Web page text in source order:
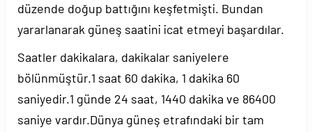
düzende doğup battığını keşfetmişti. Bundan
yararlanarak güneş saatini icat etmeyi başardılar.
Saatler dakikalara, dakikalar saniyelere
bölünmüştür.1 saat 60 dakika, 1 dakika 60
saniyedir.1 günde 24 saat, 1440 dakika ve 86400
saniye vardır.Dünya güneş etrafındaki bir tam